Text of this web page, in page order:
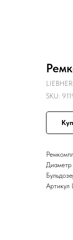
SKU:
Артикул